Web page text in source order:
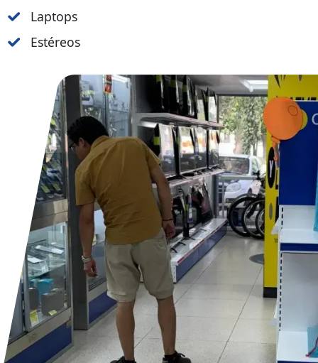
Laptops
Estéreos